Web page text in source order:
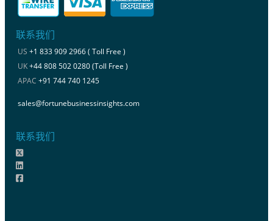
联系我们
US +1 833 909 2966 ( Toll Free )
UK+44 808 502 0280 (Toll Free )
APAC +91 744 740 1245
sales@fortunebusinessinsights.com
联系我们